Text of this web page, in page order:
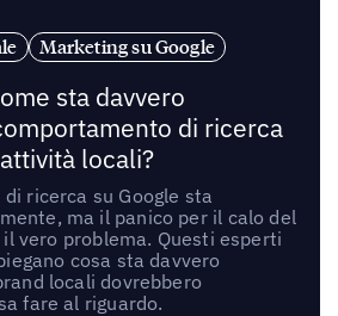
Marketing su Google
sta davvero
di ricerca
locali?
ricerca su Google sta
ma il panico per il calo del
vero problema. Questi esperti
cosa sta davvero
locali dovrebbero
fare al riguardo.